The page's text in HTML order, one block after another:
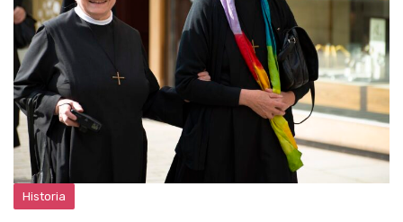
Historia